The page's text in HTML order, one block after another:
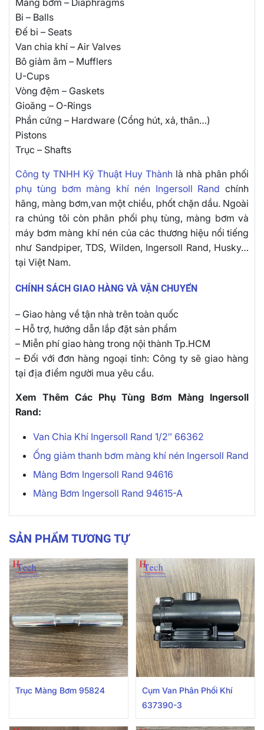
Bi – Balls
Đế bi – Seats
Van chia khí – Air Valves
Bô giảm âm – Mufflers
U-Cups
Vòng đệm – Gaskets
Gioăng – O-Rings
Phần cứng – Hardware (Cổng hút, xả, thân…)
Pistons
Trục – Shafts
Công ty TNHH Kỹ Thuật Huy Thành là nhà phân phối
phụ tùng bơm màng khí nén Ingersoll Rand chính
hãng, màng bơm,van một chiều, phốt chặn dầu. Ngoài
ra chúng tôi còn phân phối phụ tùng, màng bơm và
máy bơm màng khí nén của các thương hiệu nổi tiếng
như Sandpiper, TDS, Wilden, Ingersoll Rand, Husky…
tại Việt Nam.
CHÍNH SÁCH GIAO HÀNG VÀ VẬN CHUYỂN
– Giao hàng về tận nhà trên toàn quốc
– Hỗ trợ, hướng dẫn lắp đặt sản phẩm
– Miễn phí giao hàng trong nội thành Tp.HCM
– Đối với đơn hàng ngoại tỉnh: Công ty sẽ giao hàng
tại địa điểm người mua yêu cầu.
Xem Thêm Các Phụ Tùng Bơm Màng Ingersoll
Rand:
Van Chia Khí Ingersoll Rand 1/2″ 66362
Ống giảm thanh bơm màng khí nén Ingersoll Rand
Màng Bơm Ingersoll Rand 94616
Màng Bơm Ingersoll Rand 94615-A
SẢN PHẨM TƯƠNG TỰ
Trục Màng Bơm 95824
Cụm Van Phân Phối Khí
637390-3